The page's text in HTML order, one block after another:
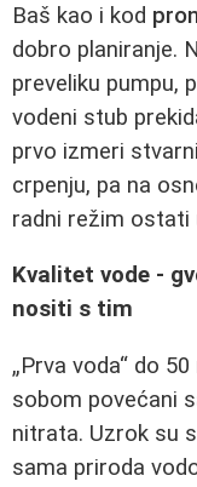
Baš kao i kod
dobro planiranje.
preveliku pumpu,
vodeni stub
prvo izmeri
crpenju, pa na
radni režim ostati
Kvalitet vode -
nositi s tim
„Prva voda“ do
sobom povećani
nitrata. Uzrok su
sama priroda